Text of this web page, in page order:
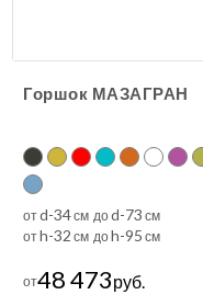
Горшок МАЗАГРАН
отd-34см доd-73 см
отh-32 см доh-95 см
от48 473руб.